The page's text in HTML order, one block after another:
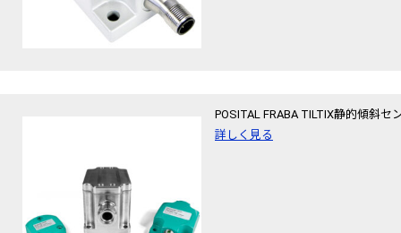
POSITAL FRABA TILTIX静的傾斜セ
詳しく見る